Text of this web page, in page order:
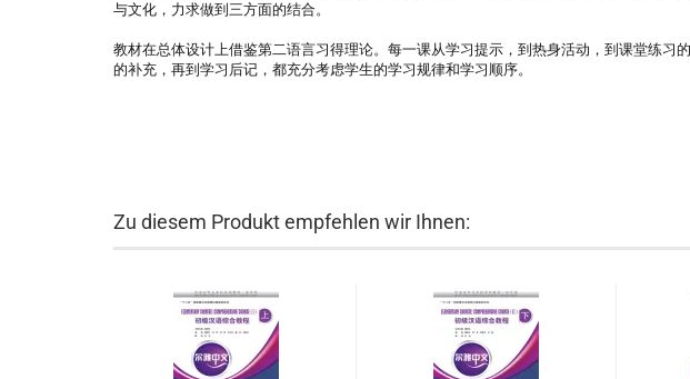
与文化，力求做到三方面的结合。
教材在总体设计上借鉴第二语言习得理论。每一课从学习提示，到热身活动，到课堂练习
的补充，再到学习后记，都充分考虑学生的学习规律和学习顺序。
Zu diesem Produkt empfehlen wir Ihnen: